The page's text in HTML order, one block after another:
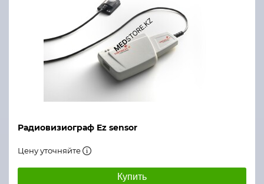
Радиовизиограф Ez sensor
Цену уточняйте
Купить